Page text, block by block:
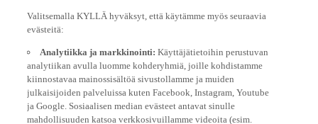
Valitsemalla KYLLÄ hyväksyt, että käytämme myös seuraavia
evästeitä:
Analytiikka ja markkinointi:Käyttäjätietoihin perustuvan
analytiikan avulla luomme kohderyhmiä, joille kohdistamme
kiinnostavaa mainossisältöä sivustollamme ja muiden
julkaisijoiden palveluissa kuten Facebook, Instagram, Youtube
ja Google. Sosiaalisen median evästeet antavat sinulle
mahdollisuuden katsoa verkkosivuillamme videoita (esim.